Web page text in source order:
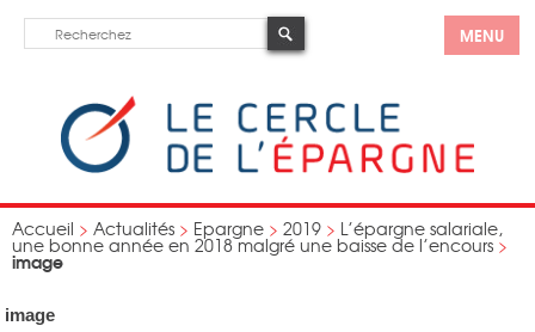
MENU
Accueil > Actualités > Epargne > 2019 > L’épargne salariale,
une bonne année en 2018 malgré une baisse de l’encours >
image
image